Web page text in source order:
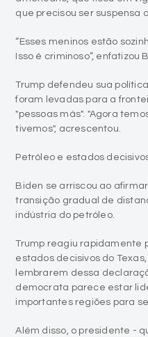
que precisou ser suspensa
“Esses meninos estão
Isso é criminoso”, enfatizou
Trump defendeu sua
foram levadas para a
"pessoas más". "Agora
tivemos", acrescentou.
Petróleo e estados
Biden se arriscou ao
transição gradual de
indústria do petróleo.
Trump reagiu rapidamente
estados decisivos do
lembrarem dessa
democrata parece estar
importantes regiões para
Além disso, o presidente -